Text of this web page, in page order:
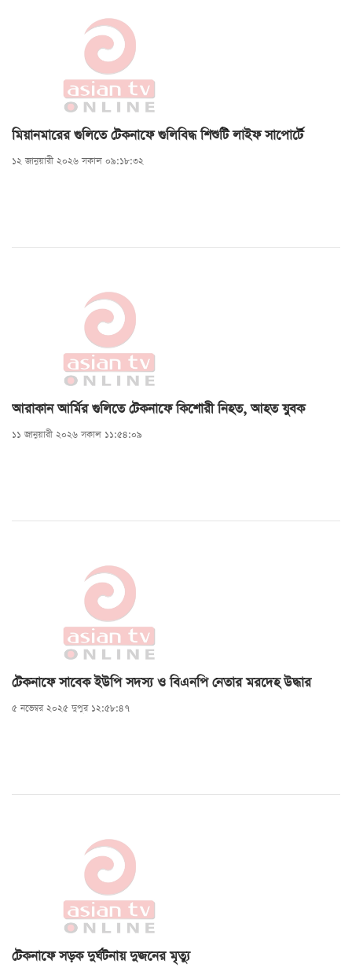
মিয়ানমারের গুলিতে টেকনাফে গুলিবিদ্ধ শিশুটি লাইফ সাপোর্টে
১২ জানুয়ারী ২০২৬ সকাল ০৯:১৮:৩২
আরাকান আর্মির গুলিতে টেকনাফে কিশোরী নিহত, আহত যুবক
১১ জানুয়ারী ২০২৬ সকাল ১১:৫৪:০৯
টেকনাফে সাবেক ইউপি সদস্য ও বিএনপি নেতার মরদেহ উদ্ধার
৫ নভেম্বর ২০২৫ দুপুর ১২:৫৮:৪৭
টেকনাফে সড়ক দুর্ঘটনায় দুজনের মৃত্যু